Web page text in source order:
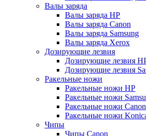
Валы заряда
Валы заряда HP
Валы заряда Canon
Валы заряда Samsung
Валы заряда Xerox
Дозирующие лезвия
Дозирующие лезвия
Дозирующие лезвия
Ракельные ножи
Ракельные ножи HP
Ракельные ножи
Ракельные ножи Canon
Ракельные ножи
Чипы
Чипы Canon